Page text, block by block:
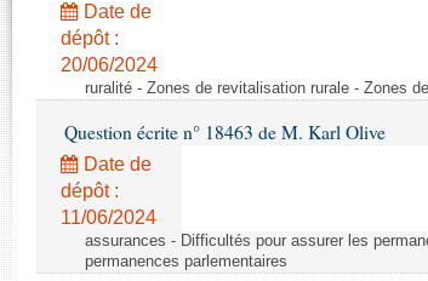
Date de
dépôt :
20/06/2024
ruralité - Zones de revitalisation rurale - Zones
Question écrite n° 18463 de M. Karl Olive
Date de
dépôt :
11/06/2024
assurances - Difficultés pour assurer les
permanences parlementaires